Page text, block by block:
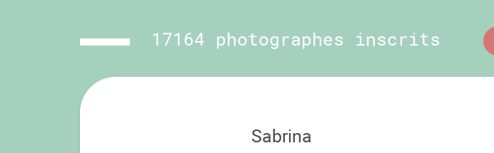
17164 photographes inscrits
Sabrina